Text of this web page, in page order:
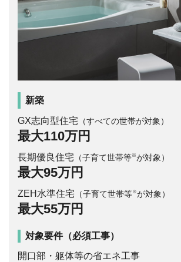
新築
GX志向型住宅 （すべての世帯が対象）
最大110万円
長期優良住宅 （子育て世帯等※が対象）
最大95万円
ZEH水準住宅 （子育て世帯等※が対象）
最大55万円
対象要件（必須工事）
開口部・躯体等の省エネ工事